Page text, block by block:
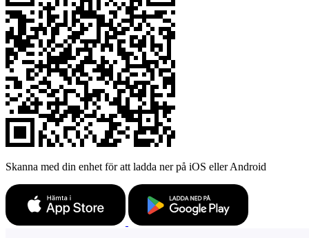
Skanna med din enhet för att ladda ner på iOS eller Android